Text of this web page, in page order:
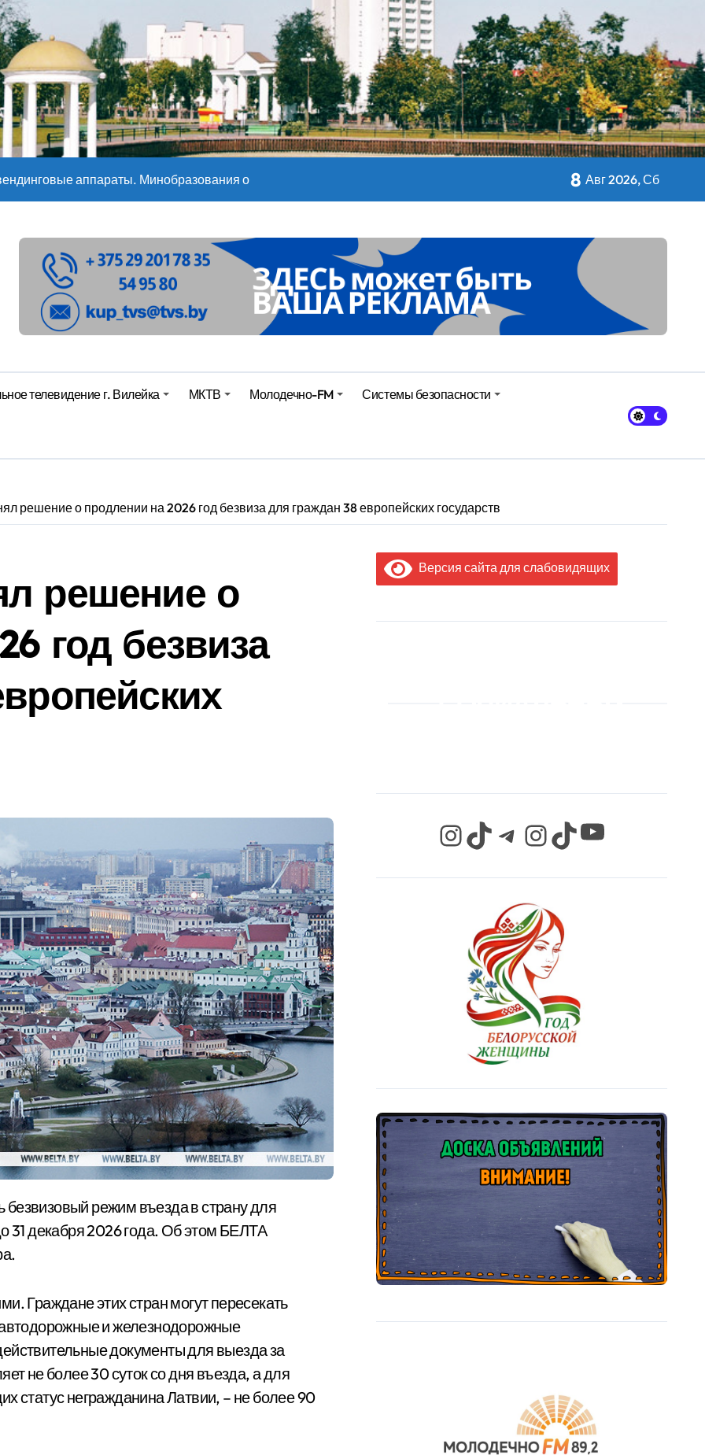
– 05 08 2026
– 07 08 20
аппараты. Минобразования об изменениях в школьном питании
из Молодечно о 50-килограммовом каравае для Дворца Независимости
детей с 1 сентября, рассказали в правительстве
– 07 08 20
8 Авг 2026, Сб
телевидение г. Вилейка МКТВ Молодечно-FM Системы безопасности
решение о продлении на 2026 год безвиза для граждан 38 европейских государств
решение о
год безвиза
31 декабря 2026 года. Об этом БЕЛТА
Граждане этих стран могут пересекать
автодорожные и железнодорожные
документы для выезда за
не более 30 суток со дня въезда, а для
негражданина Латвии, – не более 90
Версия сайта для слабовидящих
InstagramTikTok Telegram InstagramTikTok YouTube